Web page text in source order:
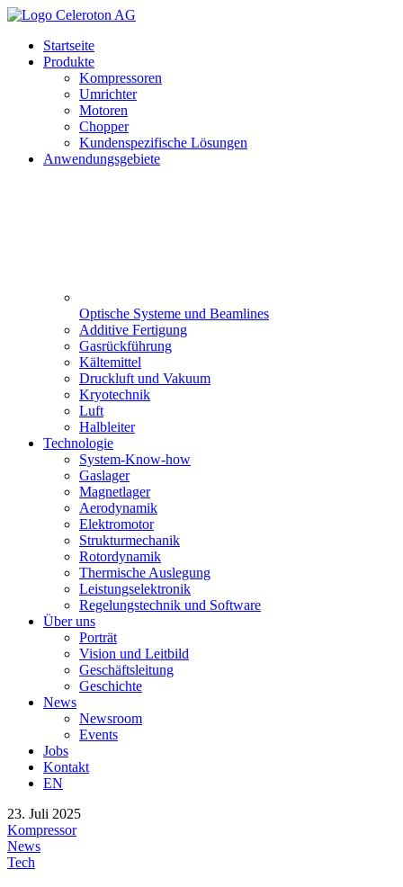
Startseite
Produkte
Kompressoren
Umrichter
Motoren
Chopper
Kundenspezifische Lösungen
Anwendungsgebiete
Optische Systeme und Beamlines
Additive Fertigung
Gasrückführung
Kältemittel
Druckluft und Vakuum
Kryotechnik
Luft
Halbleiter
Technologie
System-Know-how
Gaslager
Magnetlager
Aerodynamik
Elektromotor
Strukturmechanik
Rotordynamik
Thermische Auslegung
Leistungselektronik
Regelungstechnik und Software
Über uns
Porträt
Vision und Leitbild
Geschäftsleitung
Geschichte
News
Newsroom
Events
Jobs
Kontakt
EN
23. Juli 2025
Kompressor
News
Tech